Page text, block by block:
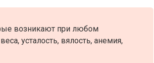
возникают при любом
усталость, вялость, анемия,